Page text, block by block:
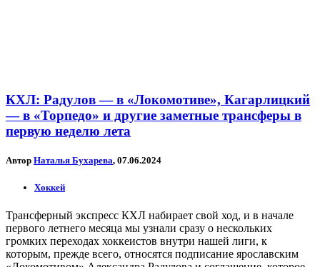
КХЛ: Радулов — в «Локомотиве», Кагарлицкий
— в «Торпедо» и другие заметные трансферы в
первую неделю лета
Автор Наталья Бухарева, 07.06.2024
Хоккей
Трансферный экспресс КХЛ набирает свой ход, и в начале
первого летнего месяца мы узнали сразу о нескольких
громких переходах хоккеистов внутри нашей лиги, к
которым, прежде всего, относятся подписание ярославским